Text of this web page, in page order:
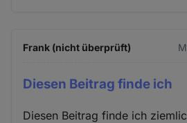
Frank (nicht überprüft)
Diesen Beitrag finde ich
Diesen Beitrag finde ich